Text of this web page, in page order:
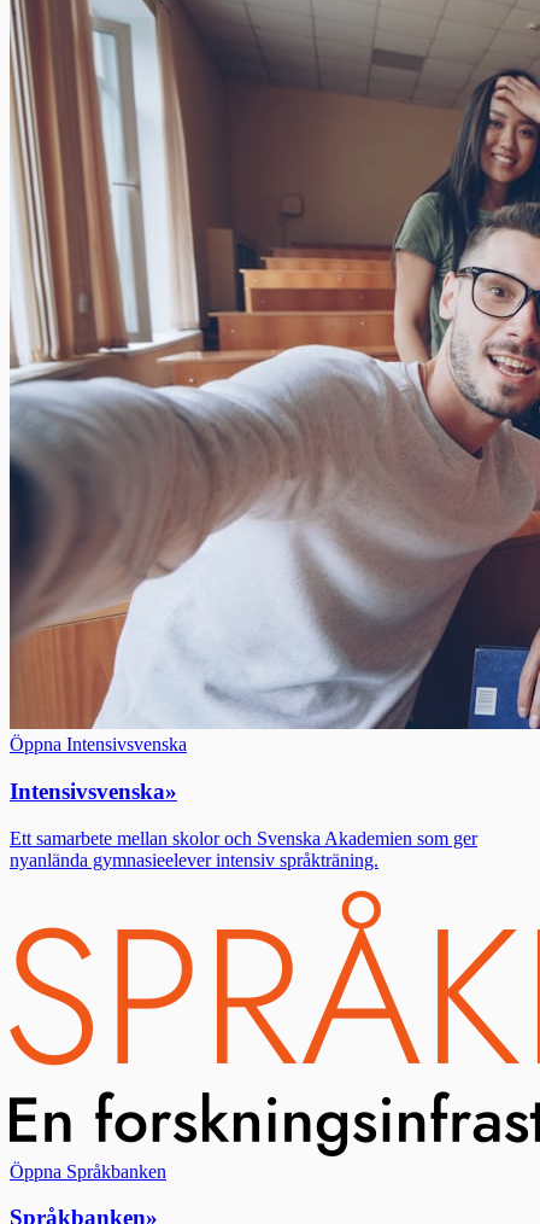
Öppna Intensivsvenska
Intensivsvenska»
Ett samarbete mellan skolor och Svenska Akademien som ger
nyanlända gymnasieelever intensiv språkträning.
Öppna Språkbanken
Språkbanken»